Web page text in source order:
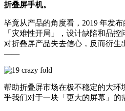
折叠屏手机。
毕竟从产品的角度看，2019 年发布
「灾难性开局」，设计缺陷和品
对折叠屏产品失去信心，反而衍生
——
帮助折叠屏市场在极不稳定的大环
乎我们对于一块「更大的屏幕」的